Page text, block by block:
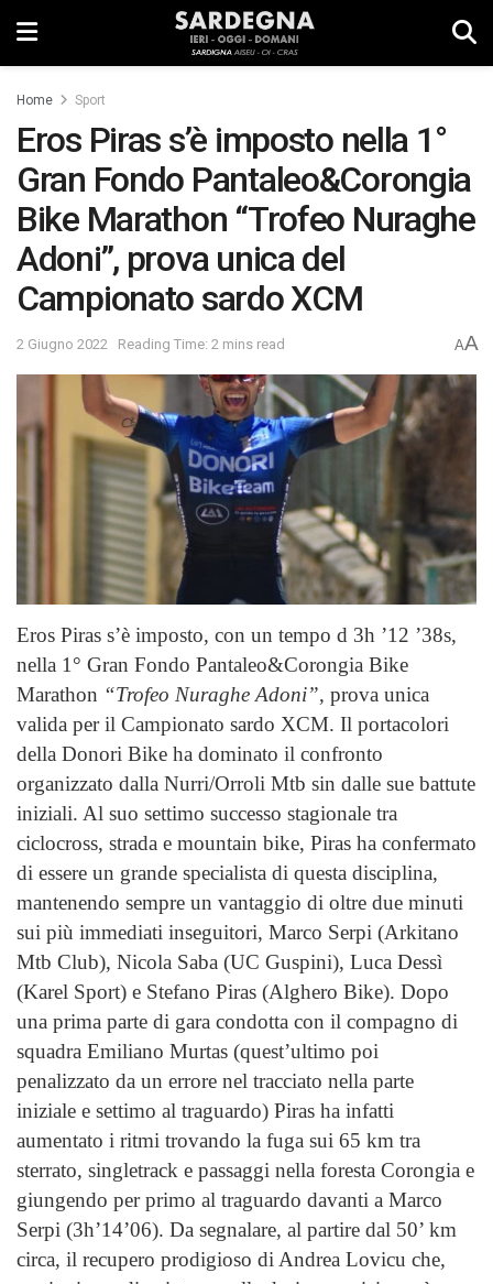
Home Sport
Eros Piras s’è imposto nella 1°
Gran Fondo Pantaleo&Corongia
Bike Marathon “Trofeo Nuraghe
Adoni”, prova unica del
Campionato sardo XCM
2 Giugno 2022 Reading Time: 2 mins read AA
Eros Piras s’è imposto, con un tempo d 3h ’12 ’38s,
nella 1° Gran Fondo Pantaleo&Corongia Bike
Marathon “Trofeo Nuraghe Adoni”, prova unica
valida per il Campionato sardo XCM. Il portacolori
della Donori Bike ha dominato il confronto
organizzato dalla Nurri/Orroli Mtb sin dalle sue battute
iniziali. Al suo settimo successo stagionale tra
ciclocross, strada e mountain bike, Piras ha confermato
di essere un grande specialista di questa disciplina,
mantenendo sempre un vantaggio di oltre due minuti
sui più immediati inseguitori, Marco Serpi (Arkitano
Mtb Club), Nicola Saba (UC Guspini), Luca Dessì
(Karel Sport) e Stefano Piras (Alghero Bike). Dopo
una prima parte di gara condotta con il compagno di
squadra Emiliano Murtas (quest’ultimo poi
penalizzato da un errore nel tracciato nella parte
iniziale e settimo al traguardo) Piras ha infatti
aumentato i ritmi trovando la fuga sui 65 km tra
sterrato, singletrack e passaggi nella foresta Corongia e
giungendo per primo al traguardo davanti a Marco
Serpi (3h’14’06). Da segnalare, al partire dal 50’ km
circa, il recupero prodigioso di Andrea Lovicu che,